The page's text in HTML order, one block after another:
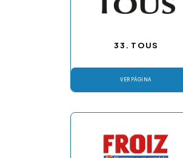
VER PÁGINA
33. TOUS